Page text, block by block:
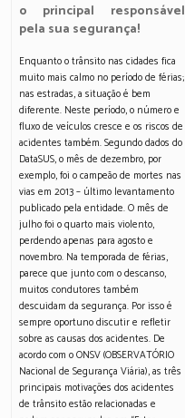
o principal responsável
pela sua segurança!
Enquanto o trânsito nas cidades fica
muito mais calmo no período de férias;
nas estradas, a situação é bem
diferente. Neste período, o número e
fluxo de veículos cresce e os riscos de
acidentes também. Segundo dados do
DataSUS, o mês de dezembro, por
exemplo, foi o campeão de mortes nas
vias em 2013 – último levantamento
publicado pela entidade. O mês de
julho foi o quarto mais violento,
perdendo apenas para agosto e
novembro. Na temporada de férias,
parece que junto com o descanso,
muitos condutores também
descuidam da segurança. Por isso é
sempre oportuno discutir e refletir
sobre as causas dos acidentes. De
acordo com o ONSV (OBSERVATÓRIO
Nacional de Segurança Viária), as três
principais motivações dos acidentes
de trânsito estão relacionadas e